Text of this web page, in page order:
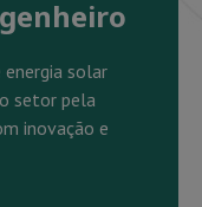
solar
setor pela
inovação e